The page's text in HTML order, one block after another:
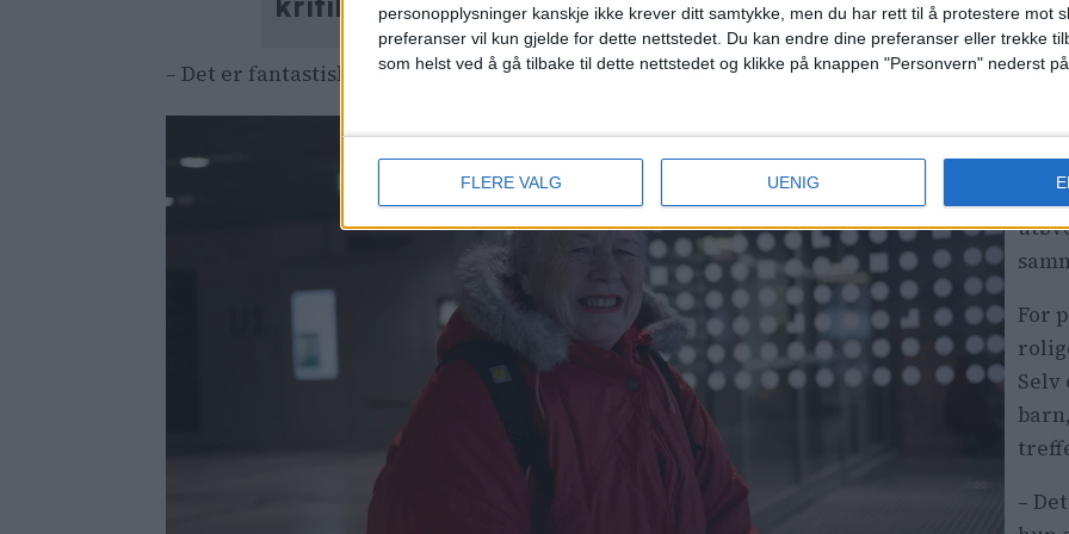
personopplysninger kanskje ikke krever ditt samtykke, men du har rett til å protestere mot
preferanser vil kun gjelde for dette nettstedet. Du kan endre dine preferanser eller trekke
som helst ved å gå tilbake til dette nettstedet og klikke på knappen "Personvern" nederst på
FLERE VALG UENIG
åpenhet.
– Det er fantastisk å svømme i et basseng med lys og luft, i stedet for mørke fjellhaller,
som
For
Selv
–